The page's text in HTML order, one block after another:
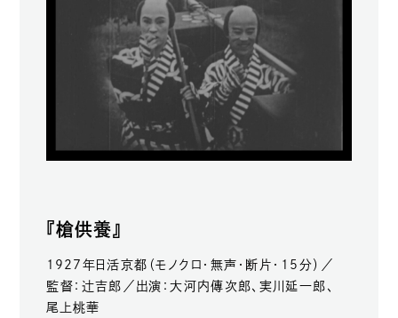
『槍供養』
1927年日活京都（モノクロ・無声・断片・15分）／
監督：辻吉郎／出演：大河内傳次郎、実川延一郎、
尾上桃華